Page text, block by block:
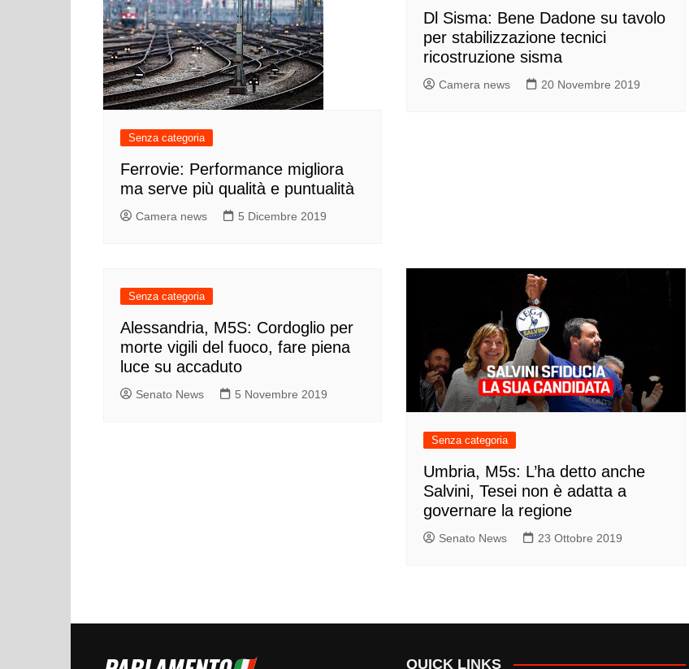
Senza categoria
Ferrovie: Performance migliora
ma serve più qualità e puntualità
Camera news 5 Dicembre 2019
Dl Sisma: Bene Dadone su tavolo
per stabilizzazione tecnici
ricostruzione sisma
Camera news 20 Novembre 2019
Senza categoria
Alessandria, M5S: Cordoglio per
morte vigili del fuoco, fare piena
luce su accaduto
Senato News 5 Novembre 2019
Senza categoria
Umbria, M5s: L’ha detto anche
Salvini, Tesei non è adatta a
governare la regione
Senato News 23 Ottobre 2019
QUICK LINKS